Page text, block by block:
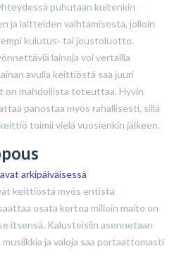
puhutaan kuitenkin
ja laitteiden vaihtamisesta, jolloin
kulutus- tai joustoluotto.
lainoja voi vertailla
avulla keittiöstä saa juuri
on mahdollista toteuttaa. Hyvin
panostaa myös rahallisesti, sillä
toimii vielä vuosienkin jälkeen.
arkipäiväisessä
keittiöstä myös entistä
osata kertoa milloin maito on
itsensä. Kalusteisiin asennetaan
ja valoja saa portaattomasti